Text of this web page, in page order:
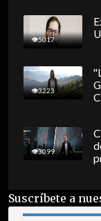
5017
3223
3099
Suscríbete a